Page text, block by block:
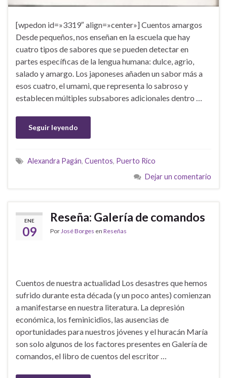
[wpedon id=»3319″ align=»center»] Cuentos amargos
Desde pequeños, nos enseñan en la escuela que hay
cuatro tipos de sabores que se pueden detectar en
partes específicas de la lengua humana: dulce, agrio,
salado y amargo. Los japoneses añaden un sabor más a
esos cuatro, el umami, que representa lo sabroso y
establecen múltiples subsabores adicionales dentro …
Seguir leyendo
Alexandra Pagán, Cuentos, Puerto Rico
Dejar un comentario
ENE
09
Reseña: Galería de comandos
PorJosé Borges en Reseñas
Cuentos de nuestra actualidad Los desastres que hemos
sufrido durante esta década (y un poco antes) comienzan
a manifestarse en nuestra literatura. La depresión
económica, los feminicidios, las ausencias de
oportunidades para nuestros jóvenes y el huracán María
son solo algunos de los factores presentes en Galería de
comandos, el libro de cuentos del escritor …